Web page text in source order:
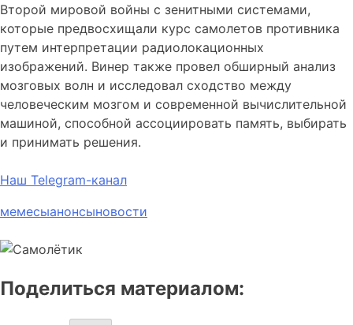
Второй мировой войны с зенитными системами,
которые предвосхищали курс самолетов противника
путем интерпретации радиолокационных
изображений. Винер также провел обширный анализ
мозговых волн и исследовал сходство между
человеческим мозгом и современной вычислительной
машиной, способной ассоциировать память, выбирать
и принимать решения.
Наш Telegram-канал
мемесыанонсыновости
Поделиться материалом: